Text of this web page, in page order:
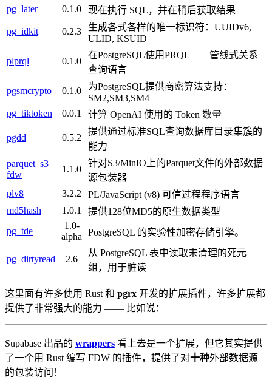
pg_later
0.1.0 现在执行 SQL，并在稍后获取结果
pg_idkit 0.2.3
生成各式各样的唯一标识符：UUIDv6,
ULID, KSUID
plprql 0.1.0
在PostgreSQL使用PRQL——管线式关系
查询语言
pgsmcrypto 0.1.0
为PostgreSQL提供商密算法支持：
SM2,SM3,SM4
pg_tiktoken
0.0.1 计算 OpenAI 使用的 Token 数量
pgdd 0.5.2
提供通过标准SQL查询数据库目录集簇的
能力
parquet_s3_
fdw
1.1.0
针对S3/MinIO上的Parquet文件的外部数据
源包装器
plv8
3.2.2
PL/JavaScript (v8) 可信过程程序语言
md5hash
1.0.1
提供128位MD5的原生数据类型
pg_tde
1.0-
alpha
PostgreSQL 的实验性加密存储引擎。
pg_dirtyread 2.6
从 PostgreSQL 表中读取未清理的死元
组，用于脏读
这里面有许多使用 Rust 和 pgrx 开发的扩展插件，许多扩展都
提供了非常强大的能力 —— 比如说：
Supabase 出品的 wrappers 看上去是一个扩展，但它其实提供
了一个用 Rust 编写 FDW 的插件，提供了对十种外部数据源
的包装访问！